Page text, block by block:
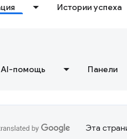
Истории успеха
AI-помощь Панели
Эта